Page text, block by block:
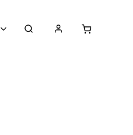
Nejprodávanější